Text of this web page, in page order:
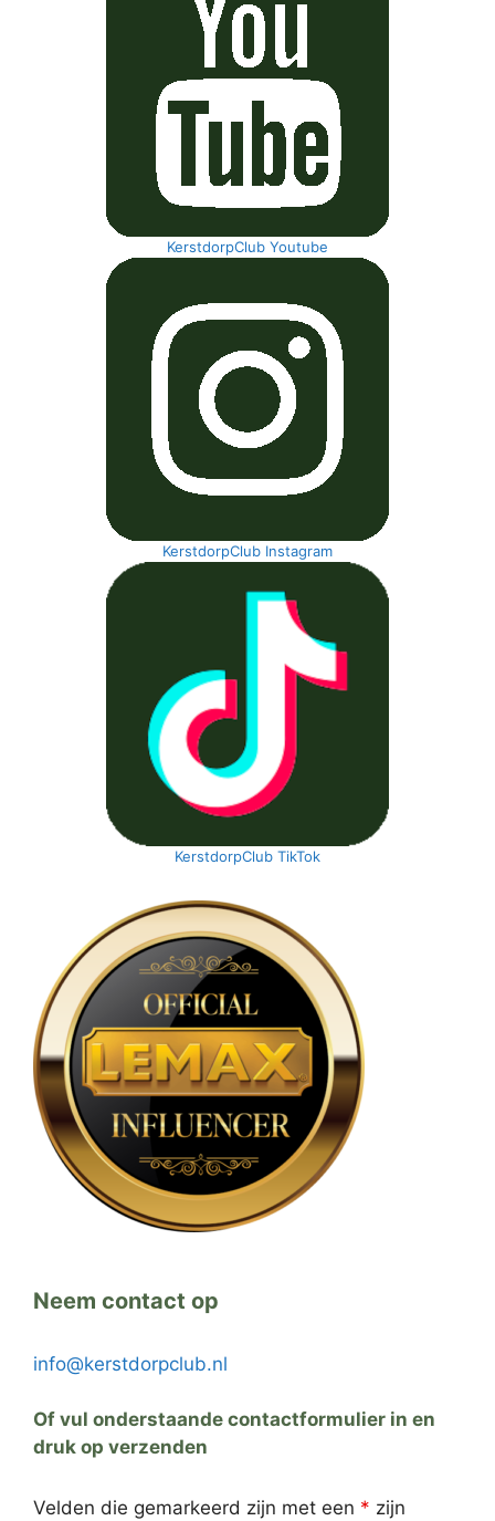
KerstdorpClub Youtube
KerstdorpClub Instagram
KerstdorpClub TikTok
Neem contact op
info@kerstdorpclub.nl
Of vul onderstaande contactformulier in en
druk op verzenden
Velden die gemarkeerd zijn met een * zijn